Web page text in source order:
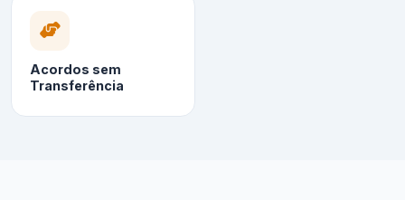
Acordos sem
Transferência